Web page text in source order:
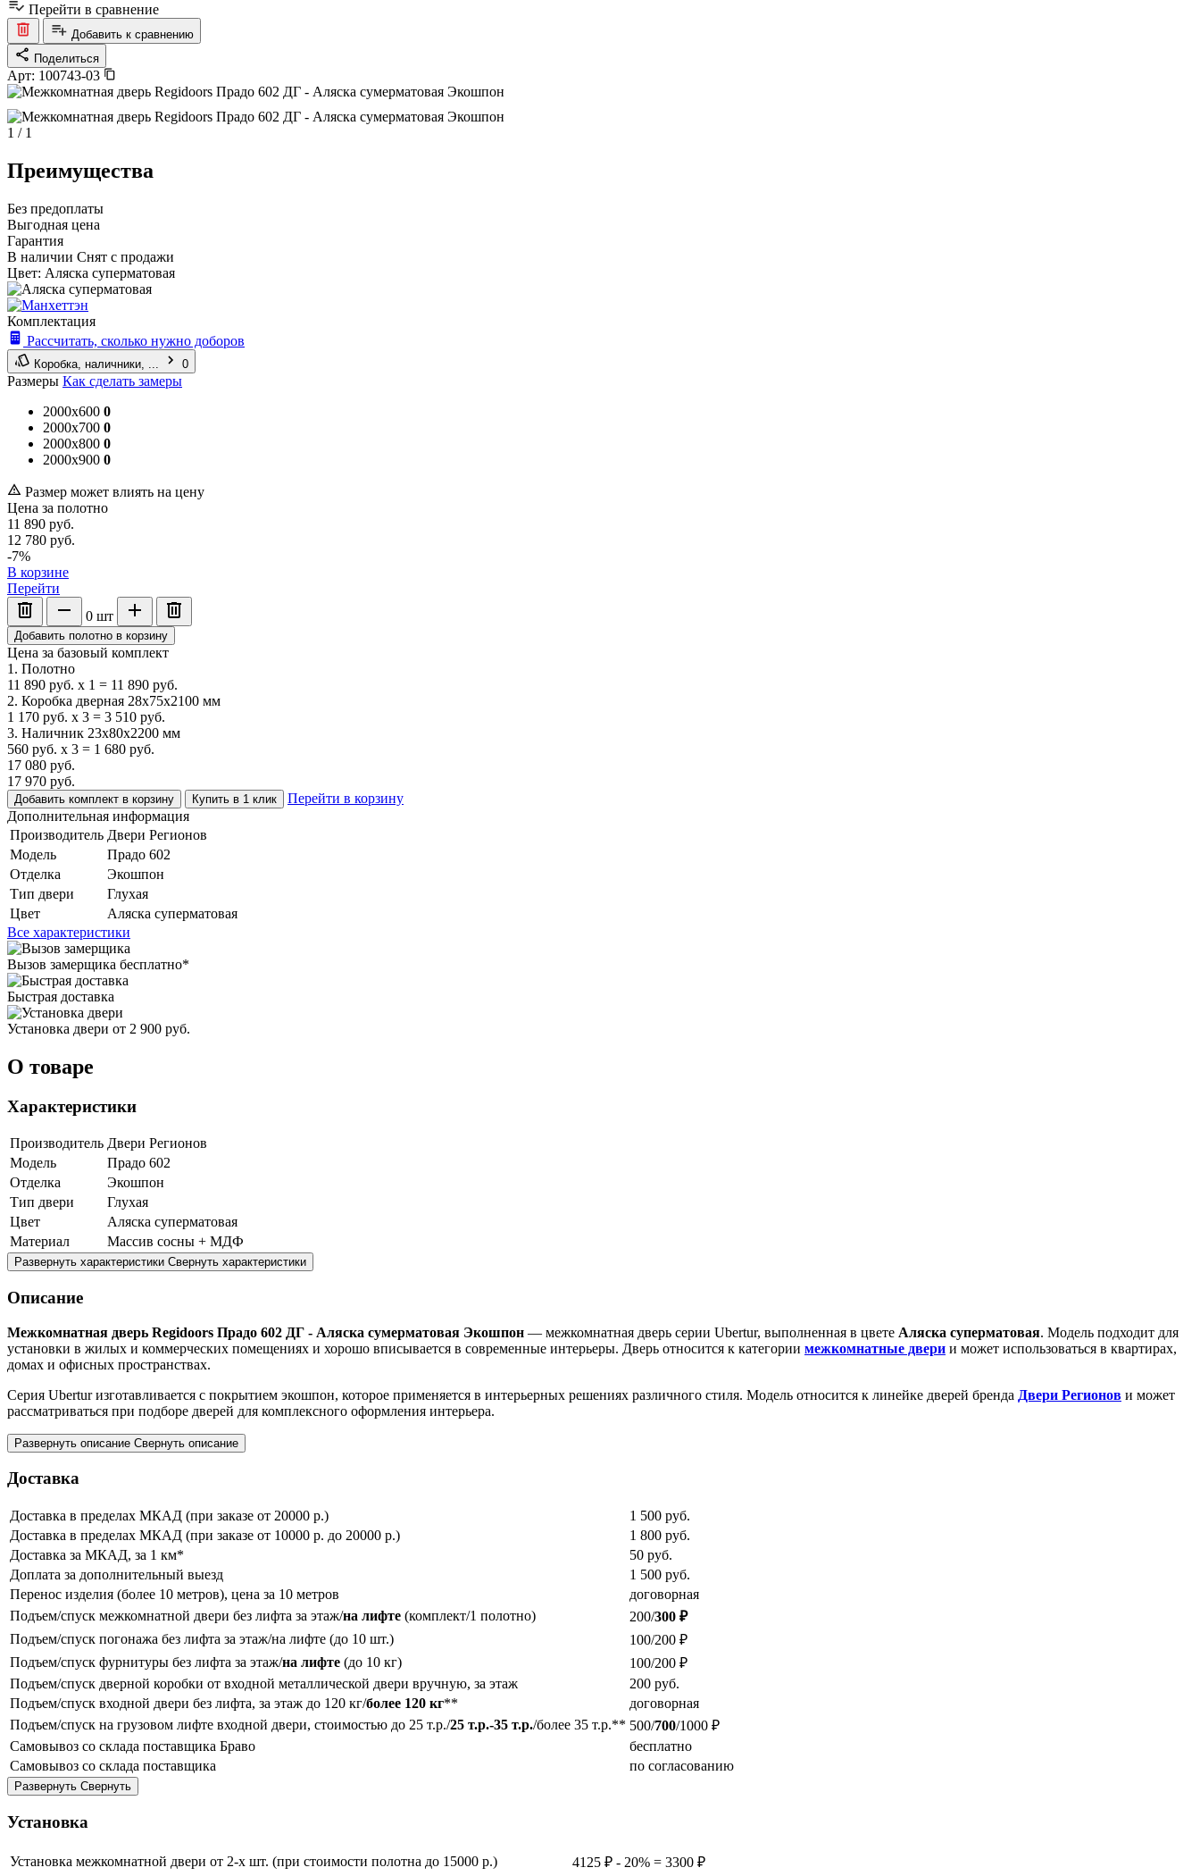
Перейти в сравнение
Добавить к сравнению
Поделиться
Арт: 100743-03
1 / 1
Преимущества
Без предоплаты
Выгодная цена
Гарантия
В наличии Снят с продажи
Цвет: Аляска суперматовая
Комплектация
Рассчитать, сколько нужно доборов
Коробка, наличники, ... 0
Размеры Как сделать замеры
2000x600 0
2000x700 0
2000x800 0
2000x900 0
Размер может влиять на цену
Цена за полотно
11 890 руб.
12 780 руб.
-7%
В корзине
Перейти
0 шт
Добавить полотно в корзину
Цена за базовый комплект
1. Полотно
11 890 руб. x 1 = 11 890 руб.
2. Коробка дверная 28х75х2100 мм
1 170 руб. x 3 = 3 510 руб.
3. Наличник 23х80х2200 мм
560 руб. x 3 = 1 680 руб.
17 080 руб.
17 970 руб.
Добавить комплект в корзину Купить в 1 клик
Перейти в корзину
Дополнительная информация
Производитель Двери Регионов
Модель
Прадо 602
Отделка
Экошпон
Тип двери
Глухая
Цвет
Аляска суперматовая
Все характеристики
Вызов замерщика бесплатно*
Быстрая доставка
Установка двери от 2 900 руб.
О товаре
Характеристики
Производитель Двери Регионов
Модель
Прадо 602
Отделка
Экошпон
Тип двери
Глухая
Цвет
Аляска суперматовая
Материал
Массив сосны + МДФ
Развернуть характеристики Свернуть характеристики
Описание
Межкомнатная дверь Regidoors Прадо 602 ДГ - Аляска сумерматовая Экошпон — межкомнатная дверь серии Ubertur, выполненная в цвете Аляска суперматовая. Модель подходит для
установки в жилых и коммерческих помещениях и хорошо вписывается в современные интерьеры. Дверь относится к категории межкомнатные двери и может использоваться в квартирах,
домах и офисных пространствах.
Серия Ubertur изготавливается с покрытием экошпон, которое применяется в интерьерных решениях различного стиля. Модель относится к линейке дверей бренда Двери Регионов и может
рассматриваться при подборе дверей для комплексного оформления интерьера.
Развернуть описание Свернуть описание
Доставка
Доставка в пределах МКАД (при заказе от 20000 р.) 1 500 руб.
Доставка в пределах МКАД (при заказе от 10000 р. до 20000 р.)
1 800 руб.
Доставка за МКАД, за 1 км*
50 руб.
Доплата за дополнительный выезд
1 500 руб.
Перенос изделия (более 10 метров), цена за 10 метров
договорная
Подъем/спуск межкомнатной двери без лифта за этаж/на лифте (комплект/1 полотно) 200/300 ₽
Подъем/спуск погонажа без лифта за этаж/на лифте (до 10 шт.)
100/200 ₽
Подъем/спуск фурнитуры без лифта за этаж/на лифте (до 10 кг)
100/200 ₽
Подъем/спуск дверной коробки от входной металлической двери вручную, за этаж
200 руб.
Подъем/спуск входной двери без лифта, за этаж до 120 кг/более 120 кг**
договорная
Подъем/спуск на грузовом лифте входной двери, стоимостью до 25 т.р./25 т.р.-35 т.р./более 35 т.р.** 500/700/1000 ₽
Самовывоз со склада поставщика Браво
бесплатно
Самовывоз со склада поставщика
по согласованию
Развернуть Свернуть
Установка
Установка межкомнатной двери от 2-х шт. (при стоимости полотна до 15000 р.)
4125 ₽ - 20% = 3300 ₽